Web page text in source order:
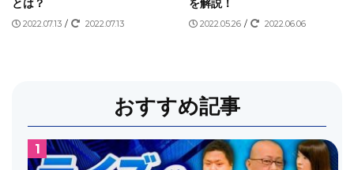
とは？
2022.07.13 / 2022.07.13
を解説！
2022.05.26 / 2022.06.06
おすすめ記事